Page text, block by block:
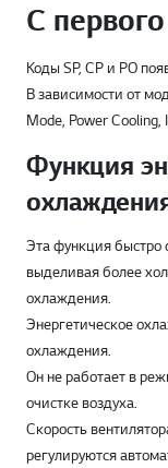
С
Коды SP, CP и PO
В зависимости от
Mode, Power Cooling,
Функция
Эта функция быстро
выделивая более
охлаждения.
Энергетическое
охлаждения.
Он не работает в
очистке воздуха.
Скорость
регулируются